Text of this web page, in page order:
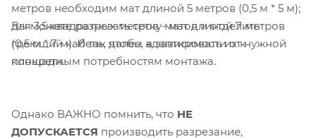
метров необходим мат длиной 5 метров (0,5 м * 5 м);
для 3,5 квадратных метров - мат длиной 7 метров
(0,5 м * 7 м). И так далее, в зависимости от нужной
площади.
Вы можете разрезать сетку матов и отделить
греющий кабель, чтобы адаптировать их к
конкретным потребностям монтажа.
Однако ВАЖНО помнить, что НЕ
ДОПУСКАЕТСЯ производить разрезание,